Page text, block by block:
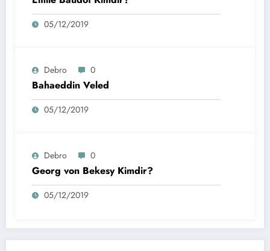
05/12/2019
Debro 0
Bahaeddin Veled
05/12/2019
Debro 0
Georg von Bekesy Kimdir?
05/12/2019